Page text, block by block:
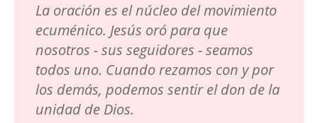
La oración es el núcleo del movimiento
ecuménico. Jesús oró para que
nosotros - sus seguidores - seamos
todos uno. Cuando rezamos con y por
los demás, podemos sentir el don de la
unidad de Dios.